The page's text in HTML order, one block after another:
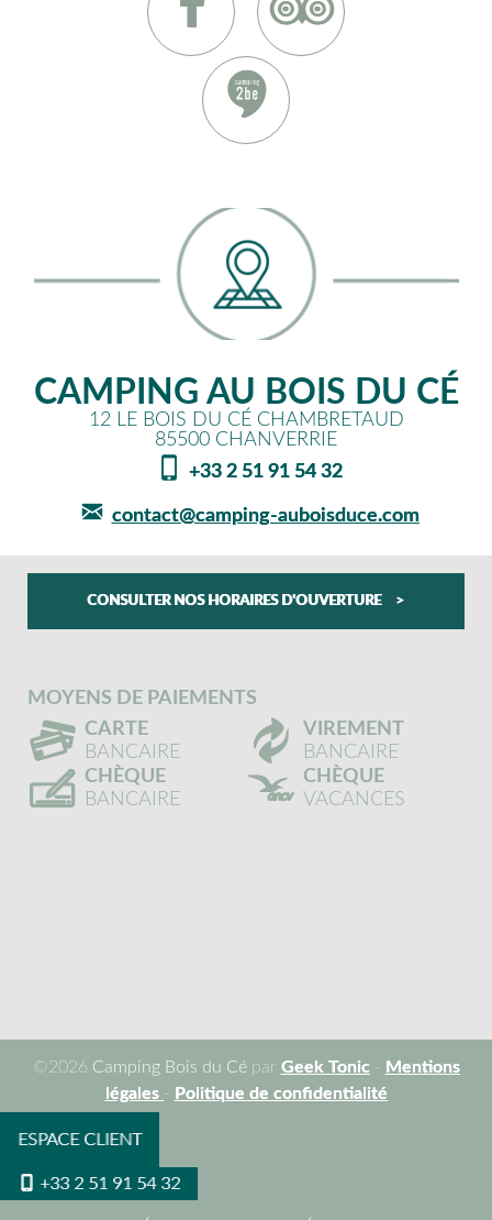
ESPACE CLIENT
+33 2 51 91 54 32
CAMPING AU BOIS DU CÉ
12 LE BOIS DU CÉ CHAMBRETAUD
85500 CHANVERRIE
+33 2 51 91 54 32
contact@camping-auboisduce.com
CONSULTER NOS HORAIRES D'OUVERTURE
MOYENS DE PAIEMENTS
CARTE
BANCAIRE
VIREMENT
BANCAIRE
CHÈQUE
BANCAIRE
CHÈQUE
VACANCES
©2026 Camping Bois du Cépar Geek Tonic- Mentions
légales - Politique de confidentialité